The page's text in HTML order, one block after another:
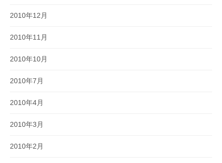
2010年12月
2010年11月
2010年10月
2010年7月
2010年4月
2010年3月
2010年2月